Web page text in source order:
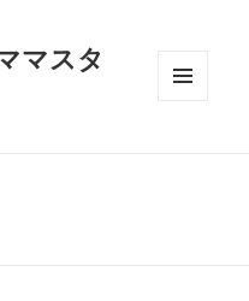
マスタ